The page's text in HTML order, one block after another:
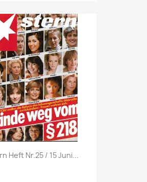
Vorschau
Heft Nr.25 / 15 Juni...